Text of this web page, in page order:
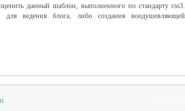
данный шаблон, выполненного по стандарту css3.
ведения блога, либо создания воодушевляющей